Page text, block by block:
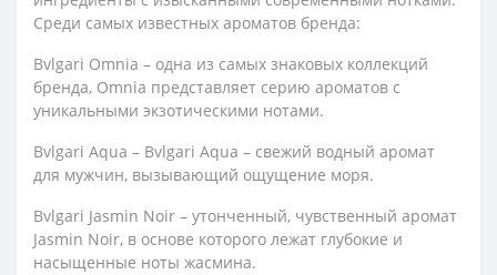
Среди самых известных ароматов бренда:
Bvlgari Omnia – одна из самых знаковых коллекций
бренда, Omnia представляет серию ароматов с
уникальными экзотическими нотами.
Bvlgari Aqua – Bvlgari Aqua – свежий водный аромат
для мужчин, вызывающий ощущение моря.
Bvlgari Jasmin Noir – утонченный, чувственный аромат
Jasmin Noir, в основе которого лежат глубокие и
насыщенные ноты жасмина.